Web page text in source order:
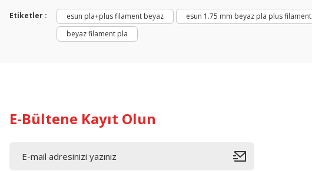
Ürün açıklamasında eksik bilgiler bulunuyor.
Ürün bilgilerinde hatalar bulunuyor.
Ürün fiyatı diğer sitelerden daha pahalı.
Etiketler : esun pla+plus filament beyaz esun 1.75 mm beyaz pla plus filament
beyaz filament pla
E-Bültene Kayıt Olun